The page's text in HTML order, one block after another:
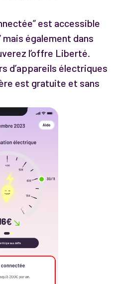
est accessible
mais également dans
l’offre Liberté.
d’appareils électriques
est gratuite et sans